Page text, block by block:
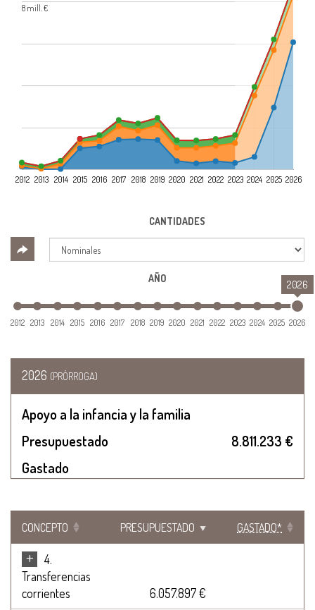
2012 2013 2014 2015 2016 2017 2018 2019 2020 2021 2022 2023 2024 2025 2026
8 mill. €
CANTIDADES
AÑO 2026
2012 2013 2014 2015 2016 2017 2018 2019 2020 2021 2022 2023 2024 2025 2026
2026 (PRÓRROGA)
Apoyo a la infancia y la familia
Presupuestado
8.811.233 €
Gastado
CONCEPTO PRESUPUESTADO GASTADO*
+
4.
Transferencias
corrientes
6.057.897 €